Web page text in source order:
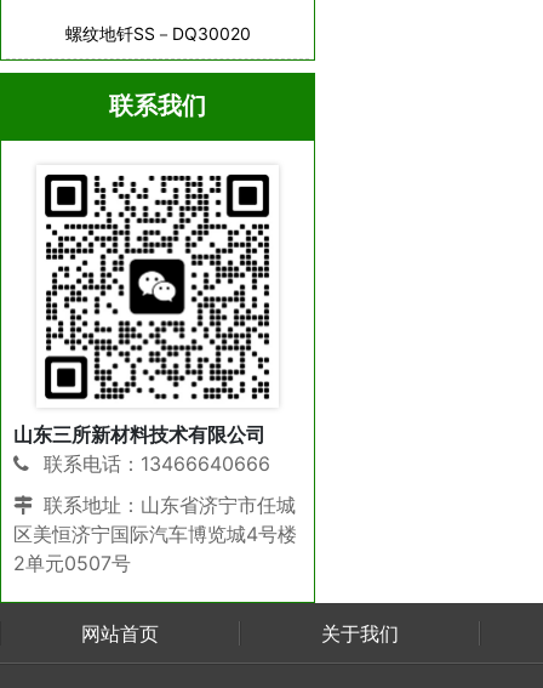
螺纹地钎SS－DQ30020
联系我们
山东三所新材料技术有限公司
联系电话：13466640666
联系地址：山东省济宁市任城
区美恒济宁国际汽车博览城4号楼
2单元0507号
网站首页 关于我们